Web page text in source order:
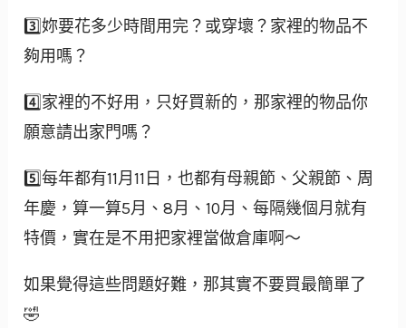
3️⃣妳要花多少時間用完？或穿壞？家裡的物品不
夠用嗎？
4️⃣家裡的不好用，只好買新的，那家裡的物品你
願意請出家門嗎？
5️⃣每年都有11月11日，也都有母親節、父親節、周
年慶，算一算5月、8月、10月、每隔幾個月就有
特價，實在是不用把家裡當做倉庫啊～
如果覺得這些問題好難，那其實不要買最簡單了
🤣